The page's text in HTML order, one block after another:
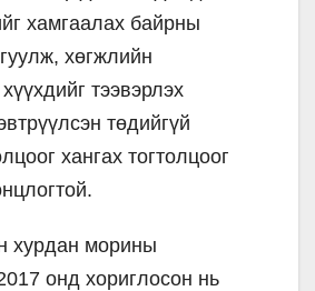
хамгаалах байрны
хөгжлийн
тээвэрлэх
төдийгүй
хангах тогтолцоог
хурдан морины
онд хориглосон нь